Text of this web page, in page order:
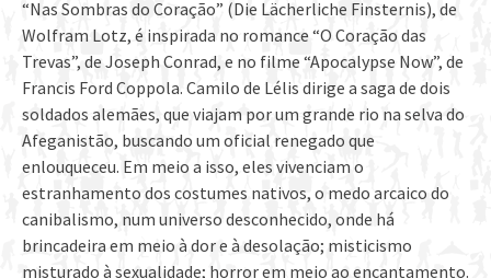
“Nas Sombras do Coração” (Die Lächerliche Finsternis), de
Wolfram Lotz, é inspirada no romance “O Coração das
Trevas”, de Joseph Conrad, e no filme “Apocalypse Now”, de
Francis Ford Coppola. Camilo de Lélis dirige a saga de dois
soldados alemães, que viajam por um grande rio na selva do
Afeganistão, buscando um oficial renegado que
enlouqueceu. Em meio a isso, eles vivenciam o
estranhamento dos costumes nativos, o medo arcaico do
canibalismo, num universo desconhecido, onde há
brincadeira em meio à dor e à desolação; misticismo
misturado à sexualidade; horror em meio ao encantamento.